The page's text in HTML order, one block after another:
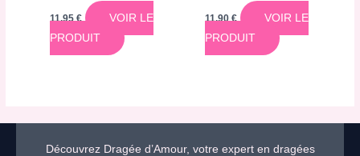
11,95€
VOIR LE
PRODUIT
11,90€
VOIR LE
PRODUIT
Découvrez Dragée d’Amour, votre expert en dragées